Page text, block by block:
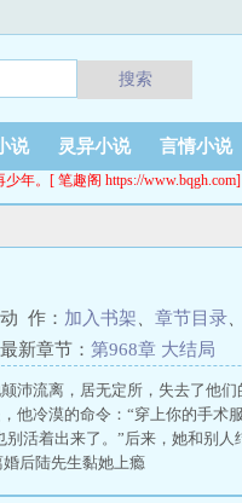
搜索
说 灵异小说 言情小说
年。[ 笔趣阁 https://www.bqgh.com]
动 作： 加入书架 章节目录
最新章节： 第968章 大结局
沛流离，居无定所，失去了他
他冷漠的命令：“穿上你的手术
活着出来了。”后来，她和别
后陆先生黏她上瘾